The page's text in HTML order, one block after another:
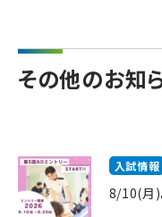
その他のお知
入試情報
8/10(月)